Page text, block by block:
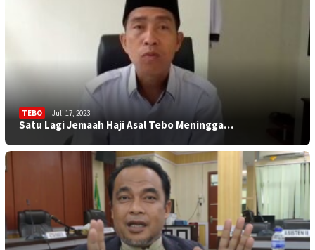
TEBO Juli 17, 2023
Satu Lagi Jemaah Haji Asal Tebo Meningga…